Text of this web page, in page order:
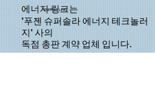
ENERGY LINK
에너지 링크는
'푸젠 슈퍼솔라 에너지 테크놀러
지' 사의
독점 총판 계약 업체 입니다.